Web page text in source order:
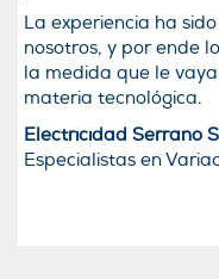
La experiencia ha
nosotros, y por ende
la medida que le
materia tecnológica.
Electricidad Serrano
Especialistas en